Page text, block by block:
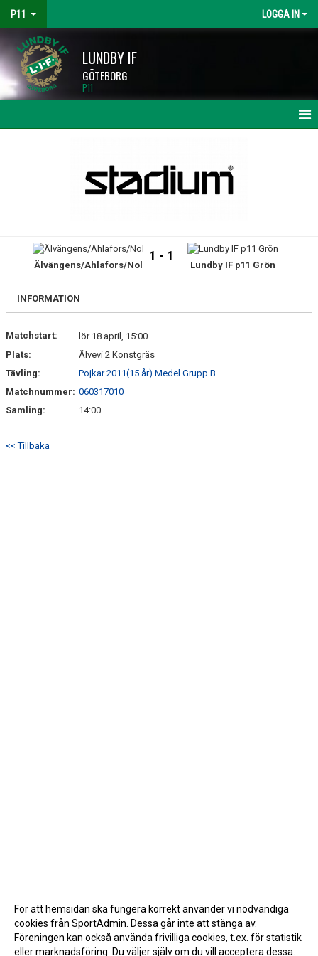
P11 LOGGA IN
LUNDBY IF
GÖTEBORG
P11
TRUPPEN
BILDGALLERI
KONTAKT
Älvängens/Ahlafors/Nol
1 - 1
Lundby IF p11 Grön
INFORMATION
Matchstart:
lör 18 april, 15:00
Plats:
Älvevi 2 Konstgräs
Tävling:
Pojkar 2011(15 år) Medel Grupp B
Matchnummer: 060317010
Samling:
14:00
<< Tillbaka
För att hemsidan ska fungera korrekt använder vi nödvändiga
cookies från SportAdmin. Dessa går inte att stänga av.
Föreningen kan också använda frivilliga cookies, t.ex. för statistik
eller marknadsföring. Du väljer själv om du vill acceptera dessa.